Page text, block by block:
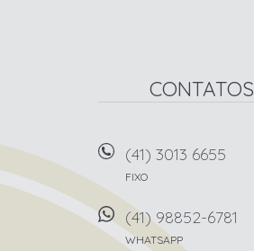
CONTATOS
(41) 3013 6655
FIXO
(41) 98852-6781
WHATSAPP